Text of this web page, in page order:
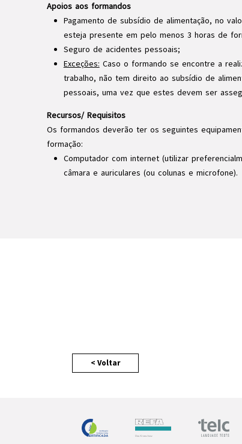
Apoios aos formandos
Pagamento de subsídio de alimentação, no
esteja presente em pelo menos 3 horas de
Seguro de acidentes pessoais;
Exceções: Caso o formando se encontre a
trabalho, não tem direito ao subsídio de
pessoais, uma vez que estes devem ser
Recursos/ Requisitos
Os formandos deverão ter os seguintes
formação:
Computador com internet (utilizar
câmara e auriculares (ou colunas e microfone).
< Voltar